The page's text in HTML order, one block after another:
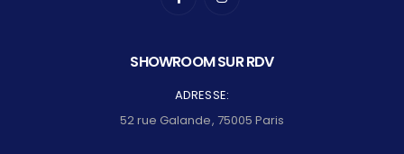
SHOWROOM SUR RDV
ADRESSE:
52 rue Galande, 75005 Paris